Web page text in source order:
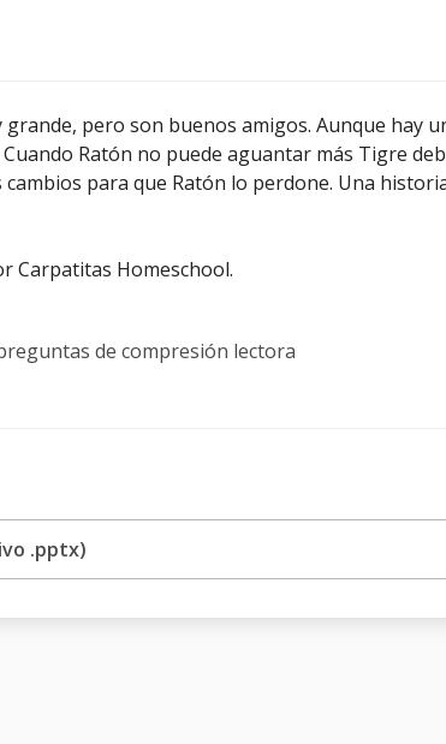
pero son buenos amigos. Aunque hay
Ratón no puede aguantar más Tigre
para que Ratón lo perdone. Una
Carpatitas Homeschool.
de compresión lectora
.pptx)